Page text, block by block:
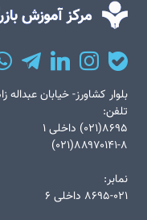
بلوار کشاورز- خیابان عبداله
تلفن:
۸۶۹۵(۰۲۱) داخلی ۱
۸۸۹۷۰۱۴۱-۸(۰۲۱)
نمابر:
۸۶۹۵-۰۲۱ داخلی ۶